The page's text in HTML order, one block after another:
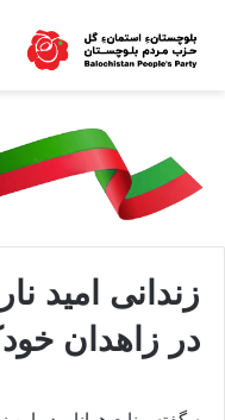
زندانی امید
در زاهدان